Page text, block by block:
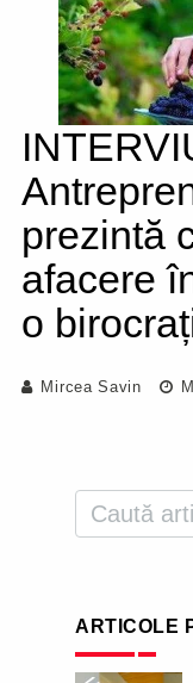
prezintă
afacere
o
Mircea Savin
ARTICOLE